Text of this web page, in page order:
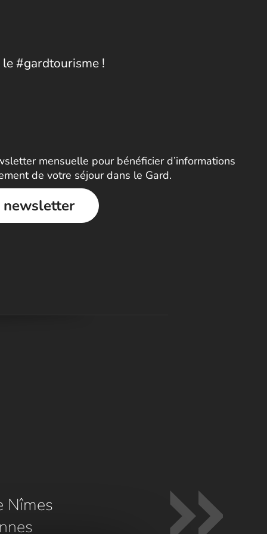
#gardtourisme !
mensuelle pour bénéficier d’informations
de votre séjour dans le Gard.
newsletter
Nîmes